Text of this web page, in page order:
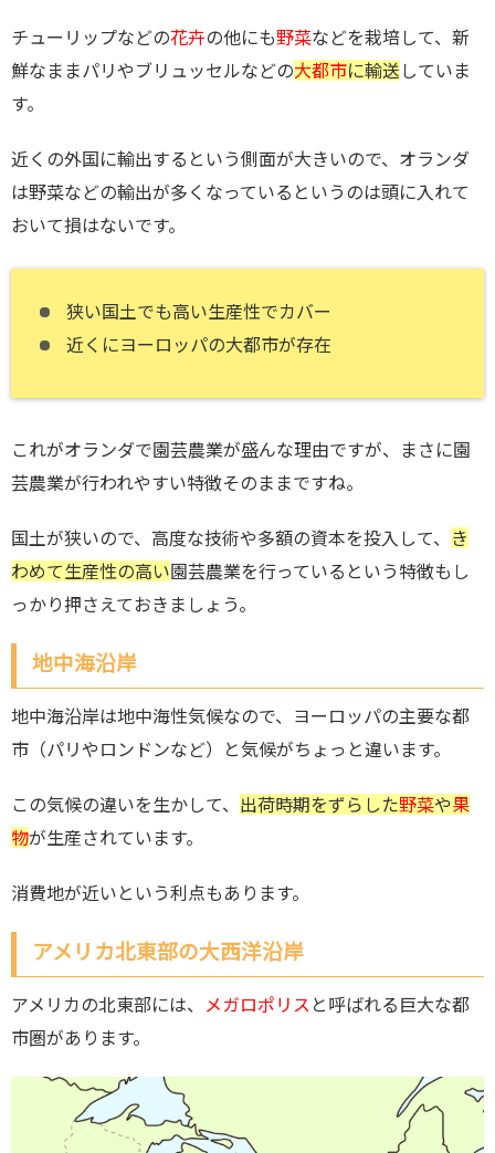
チューリップなどの花卉の他にも野菜などを栽培して、新
鮮なままパリやブリュッセルなどの大都市に輸送 していま
す。
近くの外国に輸出するという側面が大きいので、オランダ
は野菜などの輸出が多くなっているというのは頭に入れて
おいて損はないです。
狭い国土でも高い生産性でカバー
近くにヨーロッパの大都市が存在
これがオランダで園芸農業が盛んな理由ですが、まさに園
芸農業が行われやすい特徴そのままですね。
国土が狭いので、高度な技術や多額の資本を投入して、
き
わめて生産性の高い園芸農業を行っているという特徴もし
っかり押さえておきましょう。
地中海沿岸
地中海沿岸は地中海性気候なので、ヨーロッパの主要な都
市（パリやロンドンなど）と気候がちょっと違います。
この気候の違いを生かして、 出荷時期をずらした野菜や果
物が生産されています。
消費地が近いという利点もあります。
アメリカ北東部の大西洋沿岸
アメリカの北東部には、 メガロポリス と呼ばれる巨大な都
市圏があります。